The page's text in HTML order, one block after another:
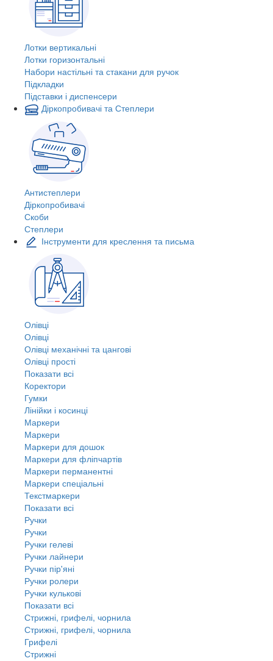
Лотки вертикальні
Лотки горизонтальні
Набори настільні та стакани для ручок
Підкладки
Підставки і диспенсери
Діркопробивачі та Степлери
Антистеплери
Діркопробивачі
Скоби
Степлери
Інструменти для креслення та письма
Олівці
Олівці
Олівці механічні та цангові
Олівці прості
Показати всі
Коректори
Гумки
Лінійки і косинці
Маркери
Маркери
Маркери для дошок
Маркери для фліпчартів
Маркери перманентні
Маркери спеціальні
Текстмаркери
Показати всі
Ручки
Ручки
Ручки гелеві
Ручки лайнери
Ручки пір'яні
Ручки ролери
Ручки кулькові
Показати всі
Стрижні, грифелі, чорнила
Стрижні, грифелі, чорнила
Грифелі
Стрижні